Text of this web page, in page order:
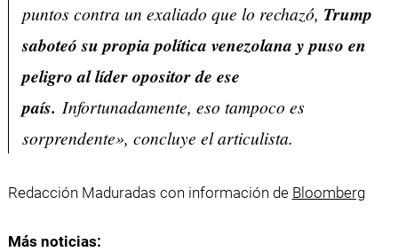
puntos contra un exaliado que lo rechazó, Trump
saboteó su propia política venezolana y puso en
peligro al líder opositor de ese
país. Infortunadamente, eso tampoco es
sorprendente», concluye el articulista.
Redacción Maduradas con información de Bloomberg
Más noticias: